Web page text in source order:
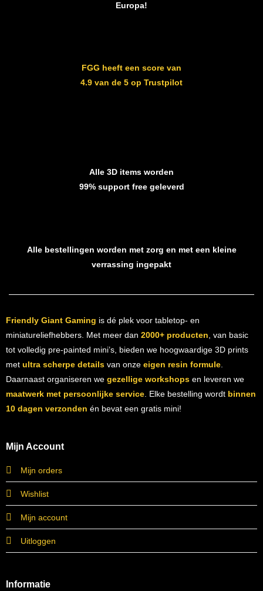
Europa!
FGG heeft een score van
4.9 van de 5 op Trustpilot
Alle 3D items worden
99% support free geleverd
Alle bestellingen worden met zorg en met een kleine
verrassing ingepakt
Friendly Giant Gaming is dé plek voor tabletop- en
miniatureliefhebbers. Met meer dan 2000+ producten , van basic
tot volledig pre-painted mini’s, bieden we hoogwaardige 3D prints
met ultra scherpe detailsvan onze eigen resin formule.
Daarnaast organiseren we gezellige workshopsen leveren we
maatwerk met persoonlijke service. Elke bestelling wordt binnen
10 dagen verzonden én bevat een gratis mini!
Mijn Account
Mijn orders
Wishlist
Mijn account
Uitloggen
Informatie